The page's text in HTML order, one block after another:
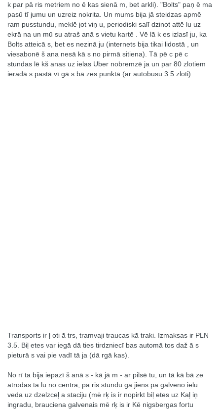
k par pā ris metriem no ē kas sienā m, bet arkli). "Bolts" paņ ē ma
pasū tī jumu un uzreiz nokrita. Un mums bija jā steidzas apmē
ram pusstundu, meklē jot viņ u, periodiski salī dzinot attē lu uz
ekrā na un mū su atraš anā s vietu kartē . Vē lā k es izlasī ju, ka
Bolts atteicā s, bet es nezinā ju (internets bija tikai lidostā , un
viesabonē š ana nesā kā s no pirmā sitiena). Tā pē c pē c
stundas lē kš anas uz ielas Uber nobremzē ja un par 80 zlotiem
ieradā s pastā vī gā s bā zes punktā (ar autobusu 3.5 zloti).
Transports ir ļ oti ā trs, tramvaji traucas kā traki. Izmaksas ir PLN
3.5. Biļ etes var iegā dā ties tirdzniecī bas automā tos daž ā s
pieturā s vai pie vadī tā ja (dā rgā kas).
No rī ta bija iepazī š anā s - kā jā m - ar pilsē tu, un tā kā bā ze
atrodas tā lu no centra, pā ris stundu gā jiens pa galveno ielu
veda uz dzelzceļ a staciju (mē rķ is ir nopirkt biļ etes uz Kaļ iņ
ingradu, brauciena galvenais mē rķ is ir Kē nigsbergas fortu